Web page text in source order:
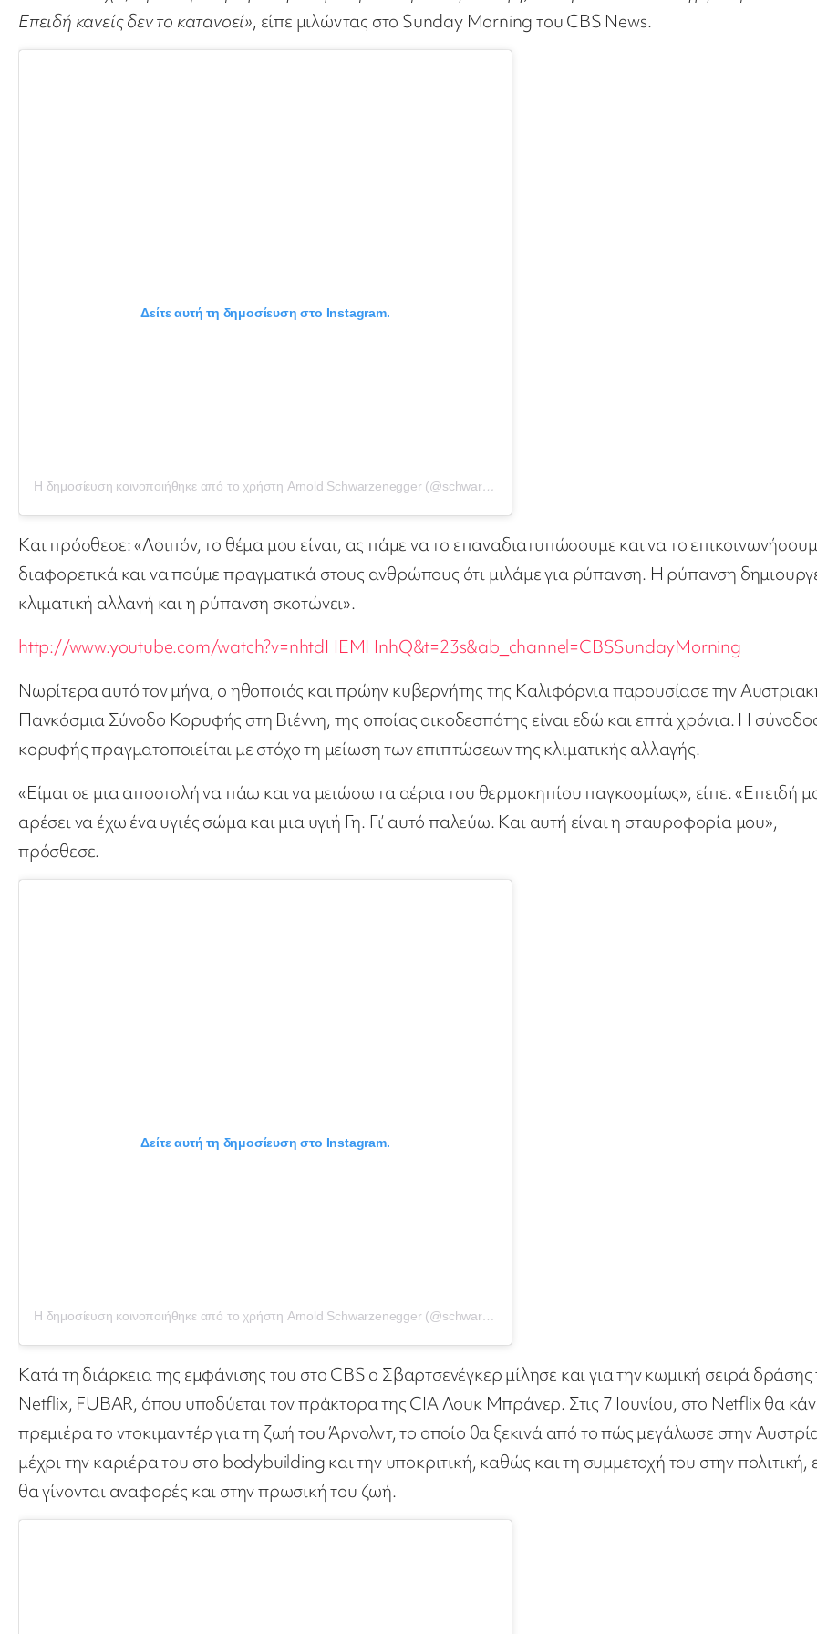
Επειδή κανείς δεν το κατανοεί», είπε μιλώντας στο Sunday Morning του CBS News.
Δείτε αυτή τη δημοσίευση στο Instagram.
Η δημοσίευση κοινοποιήθηκε από το χρήστη Arnold Schwarzenegger (@schwarzenegger)
Και πρόσθεσε: «Λοιπόν, το θέμα μου είναι, ας πάμε να το επαναδιατυπώσουμε και να το
διαφορετικά και να πούμε πραγματικά στους ανθρώπους ότι μιλάμε για ρύπανση. Η ρύπανση
κλιματική αλλαγή και η ρύπανση σκοτώνει».
http://www.youtube.com/watch?v=nhtdHEMHnhQ&t=23s&ab_channel=CBSSundayMorning
Νωρίτερα αυτό τον μήνα, ο ηθοποιός και πρώην κυβερνήτης της Καλιφόρνια παρουσίασε την
Παγκόσμια Σύνοδο Κορυφής στη Βιέννη, της οποίας οικοδεσπότης είναι εδώ και επτά χρόνια. Η
κορυφής πραγματοποιείται με στόχο τη μείωση των επιπτώσεων της κλιματικής αλλαγής.
«Είμαι σε μια αποστολή να πάω και να μειώσω τα αέρια του θερμοκηπίου παγκοσμίως», είπε. «Επειδή
αρέσει να έχω ένα υγιές σώμα και μια υγιή Γη. Γι’ αυτό παλεύω. Και αυτή είναι η σταυροφορία μου»,
πρόσθεσε.
Δείτε αυτή τη δημοσίευση στο Instagram.
Η δημοσίευση κοινοποιήθηκε από το χρήστη Arnold Schwarzenegger (@schwarzenegger)
Κατά τη διάρκεια της εμφάνισης του στο CBS ο Σβαρτσενέγκερ μίλησε και για την κωμική σειρά δράσης
Netflix, FUBAR, όπου υποδύεται τον πράκτορα της CIA Λουκ Μπράνερ. Στις 7 Ιουνίου, στο Netflix θα
πρεμιέρα το ντοκιμαντέρ για τη ζωή του Άρνολντ, το οποίο θα ξεκινά από το πώς μεγάλωσε στην
μέχρι την καριέρα του στο bodybuilding και την υποκριτική, καθώς και τη συμμετοχή του στην πολιτική,
θα γίνονται αναφορές και στην πρωσική του ζωή.